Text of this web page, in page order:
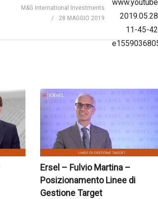
M&G International Investments
28 MAGGIO 2019
Ersel – Fulvio Martina –
Posizionamento Linee di
Gestione Target